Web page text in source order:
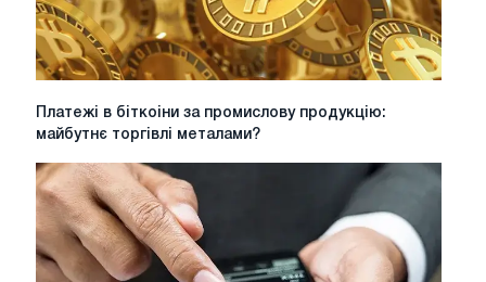
Платежі
за
промислову
продукцію:
майбутнє
торгівлі
Платежі в біткоіни за промислову продукцію:
майбутнє торгівлі металами?